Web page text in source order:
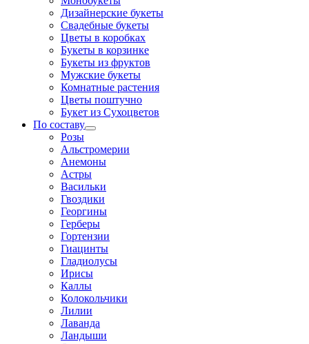
Дизайнерские букеты
Свадебные букеты
Цветы в коробках
Букеты в корзинке
Букеты из фруктов
Мужские букеты
Комнатные растения
Цветы поштучно
Букет из Сухоцветов
По составу
Розы
Альстромерии
Анемоны
Астры
Васильки
Гвоздики
Георгины
Герберы
Гортензии
Гиацинты
Гладиолусы
Ирисы
Каллы
Колокольчики
Лилии
Лаванда
Ландыши